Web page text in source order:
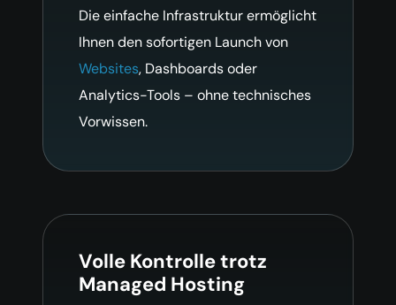
Die einfache Infrastruktur ermöglicht
Ihnen den sofortigen Launch von
Websites, Dashboards oder
Analytics-Tools – ohne technisches
Vorwissen.
Volle Kontrolle trotz
Managed Hosting